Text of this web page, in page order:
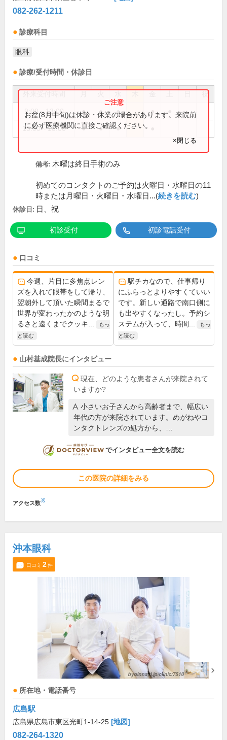
082-262-1211
診療科目
眼科
診療/受付時間・休診日
祝
9:00～13:00 ● ● ● ●
15:00～18:00 ● ● ●
お盆(8月中旬)は休診・休業の場合があります。来院前
に必ず医療機関に直接ご確認ください。
×閉じる
備考: 木曜は終日手術のみ
初めてのコンタクトのご予約は火曜日・水曜日の11
時または月曜日・火曜日・水曜日...(続きを読む)
休診日: 日、祝
初診受付 初診電話受付
口コミ
今週、片目に多焦点レン
ズを入れて眼帯をして帰り、
翌朝外して頂いた瞬間まるで
世界が変わったかのような明
るさと遠くまでクッキ...
もっ
と読む
駅チカなので、仕事帰り
にふらっとよりやすくていい
です。新しい通路で南口側に
も出やすくなったし。予約シ
ステムが入って、時間...
もっ
と読む
山村基成院長にインタビュー
現在、どのような患者さんが来院されて
いますか?
小さいお子さんから高齢者まで、幅広い
年代の方が来院されています。めがねやコ
ンタクトレンズの処方から、…
DOCTORVIEW
でインタビュー全文を読む
この医院の詳細をみる
アクセス数※
沖本眼科
口コミ 2件
所在地・電話番号
広島駅
広島県広島市東区光町1-14-25 [地図]
082-264-1320